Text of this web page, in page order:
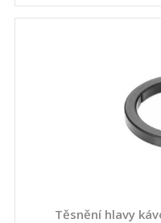
Těsnění hlavy